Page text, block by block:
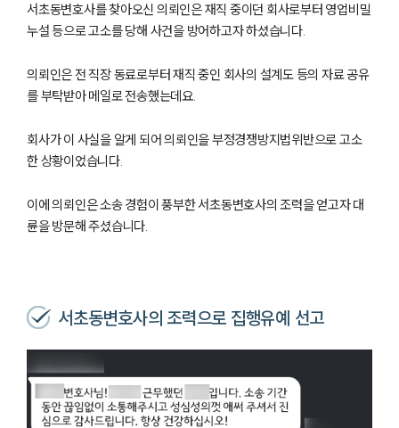
서초동변호사를 찾아오신 의뢰인은 재직 중이던 회사로부터 영업비밀
누설 등으로 고소를 당해 사건을 방어하고자 하셨습니다.
의뢰인은 전 직장 동료로부터 재직 중인 회사의 설계도 등의 자료 공유
를 부탁받아 메일로 전송했는데요.
회사가 이 사실을 알게 되어 의뢰인을 부정경쟁방지법위반으로 고소
한 상황이었습니다.
이에 의뢰인은 소송 경험이 풍부한 서초동변호사의 조력을 얻고자 대
륜을 방문해 주셨습니다.
서초동변호사의 조력으로 집행유예 선고